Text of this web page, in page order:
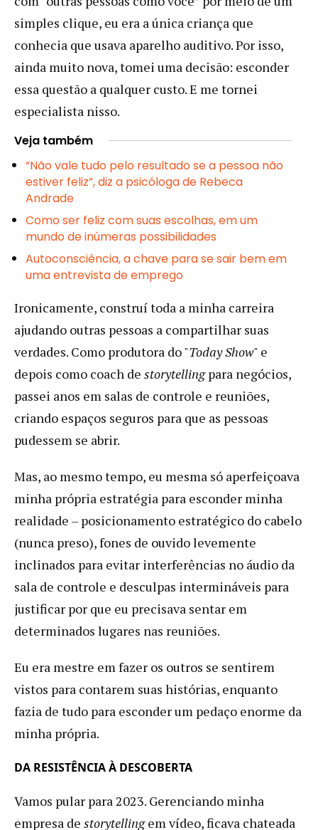
simples clique, eu era a única criança que
conhecia que usava aparelho auditivo. Por isso,
ainda muito nova, tomei uma decisão: esconder
essa questão a qualquer custo. E me tornei
especialista nisso.
Veja também
“Não vale tudo pelo resultado se a pessoa não
estiver feliz”, diz a psicóloga de Rebeca
Andrade
Como ser feliz com suas escolhas, em um
mundo de inúmeras possibilidades
Autoconsciência, a chave para se sair bem em
uma entrevista de emprego
Ironicamente, construí toda a minha carreira
ajudando outras pessoas a compartilhar suas
verdades. Como produtora do "Today Show" e
depois como coach de storytellingpara negócios,
passei anos em salas de controle e reuniões,
criando espaços seguros para que as pessoas
pudessem se abrir.
Mas, ao mesmo tempo, eu mesma só aperfeiçoava
minha própria estratégia para esconder minha
realidade – posicionamento estratégico do cabelo
(nunca preso), fones de ouvido levemente
inclinados para evitar interferências no áudio da
sala de controle e desculpas intermináveis para
justificar por que eu precisava sentar em
determinados lugares nas reuniões.
Eu era mestre em fazer os outros se sentirem
vistos para contarem suas histórias, enquanto
fazia de tudo para esconder um pedaço enorme da
minha própria.
DA RESISTÊNCIA À DESCOBERTA
Vamos pular para 2023. Gerenciando minha
empresa de storytellingem vídeo, ficava chateada